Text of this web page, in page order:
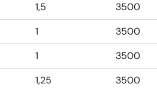
1,5 3500
1 3500
1 3500
1,25 3500